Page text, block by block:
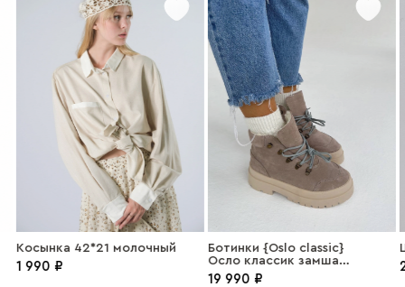
Косынка 42*21 молочный
1 990 ₽
Ботинки {Oslo classic}
Осло классик замша
никель
19 990 ₽